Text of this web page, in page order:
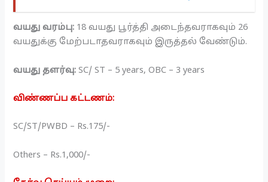
வயது வரம்பு: 18 வயது பூர்த்தி அடைந்தவராகவும் 26
வயதுக்கு மேற்படாதவராகவும் இருத்தல் வேண்டும்.
வயது தளர்வு:SC/ ST – 5 years, OBC – 3 years
விண்ணப்ப கட்டணம்:
SC/ST/PWBD – Rs.175/-
Others – Rs.1,000/-